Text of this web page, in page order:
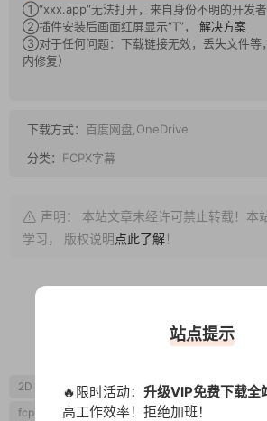
①“xxx.app”无法打开，来自身份不明的开发者
②插件安装后画面红屏显示“T”， 解决方案
③对于任何问题：下载链接无效，丢失文件等
内修复）
下载方式： 百度网盘,OneDrive
分类： FCPX字幕
声明： 本站文章未经许可禁止转载！本
学习， 版权说明点此了解！
0 0
2D fcpx三维动画 fcpx卡通 fcpx字幕
fcpx片头
创意 可爱 综艺
站点提示
🔥限时活动： 升级VIP免费下载全
高工作效率！拒绝加班！